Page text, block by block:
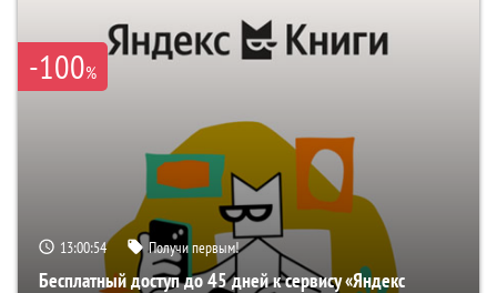
-100%
13:00:53 Получи первым!
Бесплатный доступ до 45 дней к сервису «Яндекс